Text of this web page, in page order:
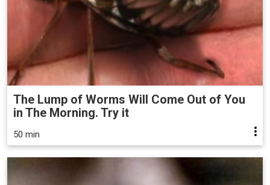
The Lump of Worms Will Come Out of You
in The Morning. Try it
50 min